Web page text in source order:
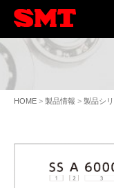
HOME > 製品情報 > 製品シ